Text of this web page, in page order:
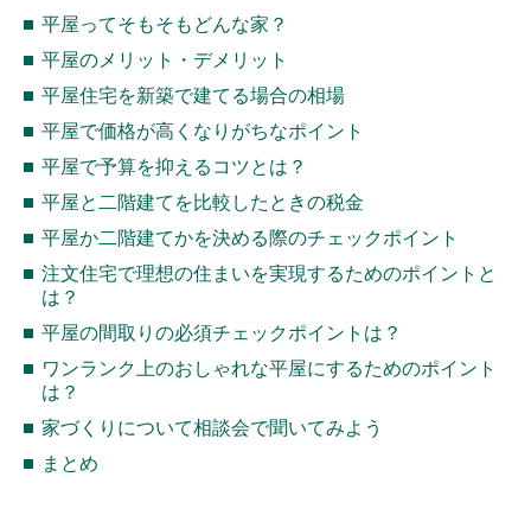
平屋ってそもそもどんな家？
平屋のメリット・デメリット
平屋住宅を新築で建てる場合の相場
平屋で価格が高くなりがちなポイント
平屋で予算を抑えるコツとは？
平屋と二階建てを比較したときの税金
平屋か二階建てかを決める際のチェックポイント
注文住宅で理想の住まいを実現するためのポイントと
は？
平屋の間取りの必須チェックポイントは？
ワンランク上のおしゃれな平屋にするためのポイント
は？
家づくりについて相談会で聞いてみよう
まとめ